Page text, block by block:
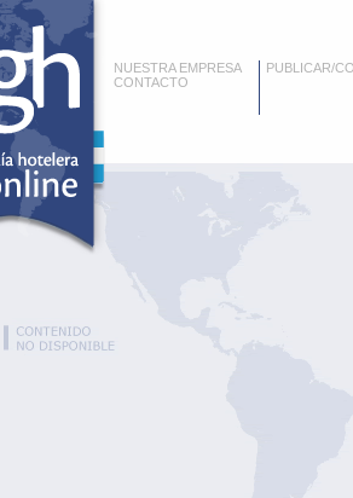
NUESTRA EMPRESA
CONTACTO
PUBLICAR/